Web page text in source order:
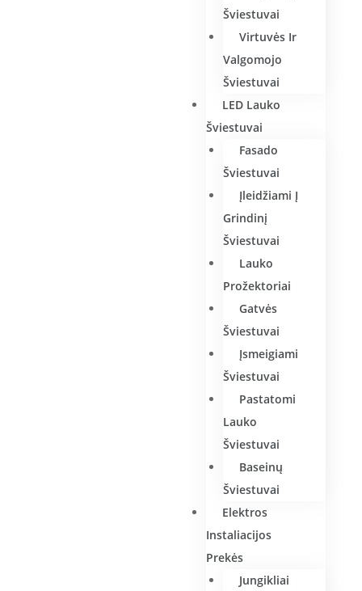
Šviestuvai
Virtuvės Ir
Valgomojo
Šviestuvai
LED Lauko
Šviestuvai
Fasado
Šviestuvai
Įleidžiami Į
Grindinį
Šviestuvai
Lauko
Prožektoriai
Gatvės
Šviestuvai
Įsmeigiami
Šviestuvai
Pastatomi
Lauko
Šviestuvai
Baseinų
Šviestuvai
Elektros
Instaliacijos
Prekės
Jungikliai